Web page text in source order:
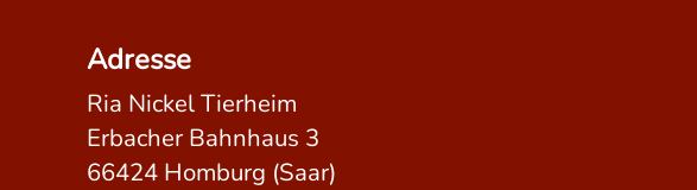
Adresse
Ria Nickel Tierheim
Erbacher Bahnhaus 3
66424 Homburg (Saar)